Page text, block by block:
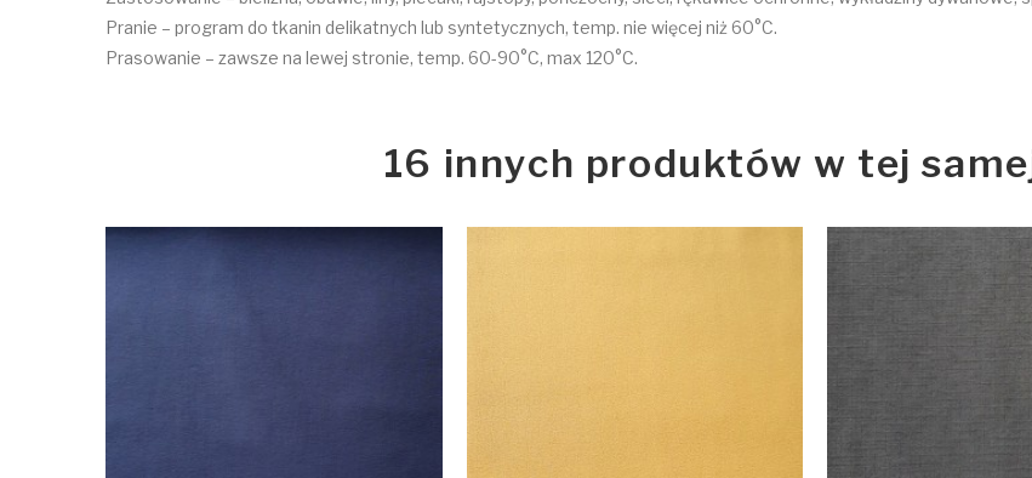
Pranie – program do tkanin delikatnych lub syntetycznych, temp. nie więcej niż 60°C.
Prasowanie – zawsze na lewej stronie, temp. 60-90°C, max 120°C.
16 innych produktów w tej